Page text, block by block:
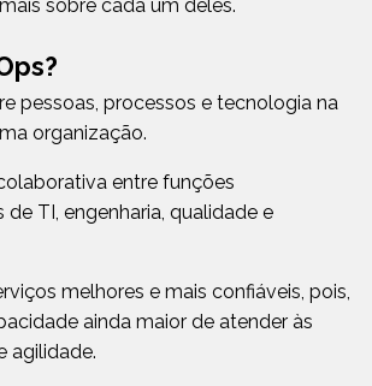
sobre cada um deles.
pessoas, processos e tecnologia na
organização.
entre funções
TI, engenharia, qualidade e
melhores e mais confiáveis, pois,
ainda maior de atender às
agilidade.